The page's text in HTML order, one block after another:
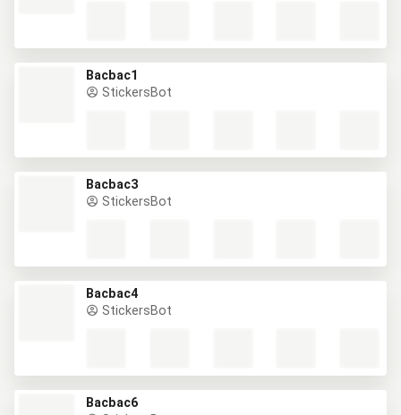
Bacbac1
StickersBot
Bacbac3
StickersBot
Bacbac4
StickersBot
Bacbac6